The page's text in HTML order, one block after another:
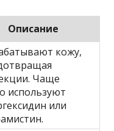
Описание
кожу,
Чаще
используют
или